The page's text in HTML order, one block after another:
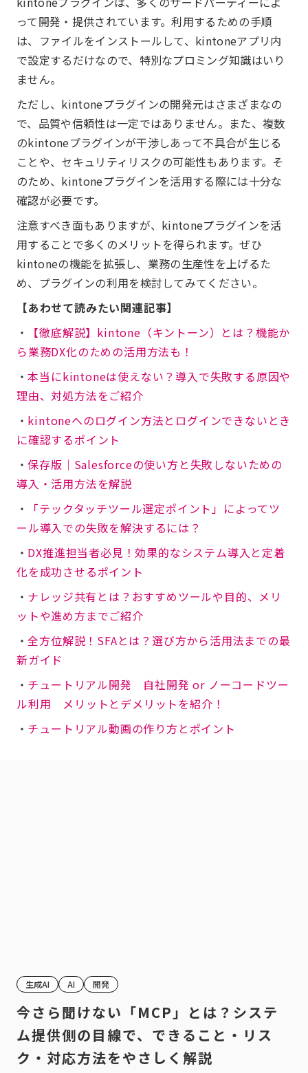
って開発・提供されています。利用するための手順
は、ファイルをインストールして、kintoneアプリ内
で設定するだけなので、特別なプロミング知識はいり
ません。
ただし、kintoneプラグインの開発元はさまざまなの
で、品質や信頼性は一定ではありません。また、複数
のkintoneプラグインが干渉しあって不具合が生じる
ことや、セキュリティリスクの可能性もあります。そ
のため、kintoneプラグインを活用する際には十分な
確認が必要です。
注意すべき面もありますが、kintoneプラグインを活
用することで多くのメリットを得られます。ぜひ
kintoneの機能を拡張し、業務の生産性を上げるた
め、プラグインの利用を検討してみてください。
【あわせて読みたい関連記事】
・
【徹底解説】kintone（キントーン）とは？機能か
ら業務DX化のための活用方法も！
・本当にkintoneは使えない？導入で失敗する原因や
理由、対処方法をご紹介
・ kintoneへのログイン方法とログインできないとき
に確認するポイント
・保存版│Salesforceの使い方と失敗しないための
導入・活用方法を解説
・
「テックタッチツール選定ポイント」によってツ
ール導入での失敗を解決するには？
・ DX推進担当者必見！効果的なシステム導入と定着
化を成功させるポイント
・ ナレッジ共有とは？おすすめツールや目的、メリ
ットや進め方までご紹介
・全方位解説！SFAとは？選び方から活用法までの最
新ガイド
・ チュートリアル開発 自社開発 or ノーコードツー
ル利用 メリットとデメリットを紹介！
・ チュートリアル動画の作り方とポイント
生成AI AI 開発
今さら聞けない「MCP」とは？システ
ム提供側の目線で、できること・リス
ク・対応方法をやさしく解説